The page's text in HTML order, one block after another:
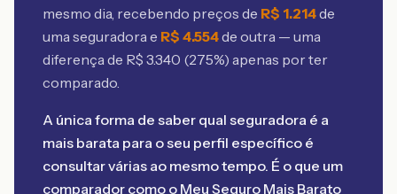
mesmo dia, recebendo preços de R$ 1.214de
uma seguradora e R$ 4.554de outra — uma
diferença de R$ 3.340 (275%) apenas por ter
comparado.
A única forma de saber qual seguradora é a
mais barata para o seu perfil específico é
consultar várias ao mesmo tempo. É o que um
comparador como o Meu Seguro Mais Barato